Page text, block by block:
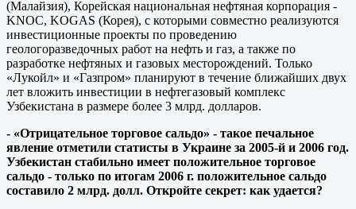
(Малайзия), Корейская национальная нефтяная корпорация -
KNOC, KOGAS (Корея), с которыми совместно реализуются
инвестиционные проекты по проведению
геологоразведочных работ на нефть и газ, а также по
разработке нефтяных и газовых месторождений. Только
«Лукойл» и «Газпром» планируют в течение ближайших двух
лет вложить инвестиции в нефтегазовый комплекс
Узбекистана в размере более 3 млрд. долларов.
- «Отрицательное торговое сальдо» - такое печальное
явление отметили статисты в Украине за 2005-й и 2006 год.
Узбекистан стабильно имеет положительное торговое
сальдо - только по итогам 2006 г. положительное сальдо
составило 2 млрд. долл. Откройте секрет: как удается?